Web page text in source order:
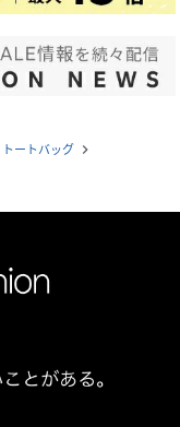
トートバッグ navigate_next